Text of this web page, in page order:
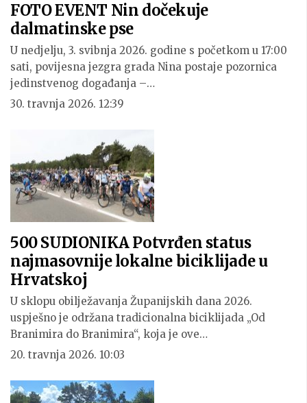
FOTO EVENT Nin dočekuje
dalmatinske pse
U nedjelju, 3. svibnja 2026. godine s početkom u 17:00
sati, povijesna jezgra grada Nina postaje pozornica
jedinstvenog događanja –…
30. travnja 2026. 12:39
500 SUDIONIKA Potvrđen status
najmasovnije lokalne biciklijade u
Hrvatskoj
U sklopu obilježavanja Županijskih dana 2026.
uspješno je održana tradicionalna biciklijada „Od
Branimira do Branimira“, koja je ove…
20. travnja 2026. 10:03